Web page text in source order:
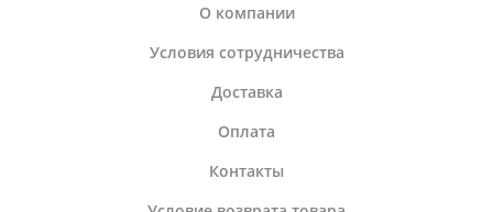
О компании
Условия сотрудничества
Доставка
Оплата
Контакты